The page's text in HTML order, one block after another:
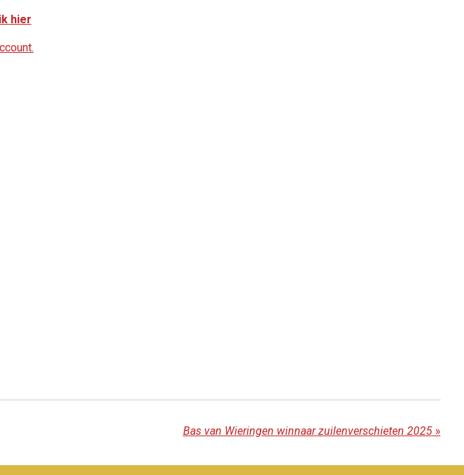
hier
Bas van Wieringen winnaar zuilenverschieten 2025»